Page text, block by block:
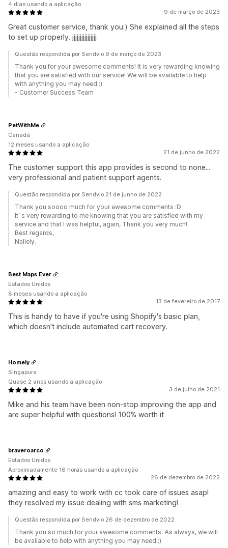
9 de março de 2023
Great customer service, thank you:) She explained all the steps
to set up properly. jjjjjjjjjjjjjjjj
4 dias usando a aplicação
Questão respondida por Sendvio 9 de março de 2023
Thank you for your awesome comments! It is very rewarding knowing
that you are satisfied with our service! We will be available to help
with anything you may need :)
- Customer Success Team
21 de junho de 2022
The customer support this app provides is second to none...
very professional and patient support agents.
PetWithMe
Canadá
12 meses usando a aplicação
Questão respondida por Sendvio 21 de junho de 2022
Thank you soooo much for your awesome comments :D
It´s very rewarding to me knowing that you are satisfied with my
service and that I was helpful, again, Thank you very much!
Best regards,
Nallely.
13 de fevereiro de 2017
This is handy to have if you're using Shopify's basic plan,
which doesn't include automated cart recovery.
Best Maps Ever
Estados Unidos
8 meses usando a aplicação
3 de julho de 2021
Mike and his team have been non-stop improving the app and
are super helpful with questions! 100% worth it
Homely
Singapura
Quase 2 anos usando a aplicação
26 de dezembro de 2022
amazing and easy to work with cc took care of issues asap!
they resolved my issue dealing with sms marketing!
braveroarco
Estados Unidos
Aproximadamente 16 horas usando a aplicação
Questão respondida por Sendvio 26 de dezembro de 2022
Thank you so much for your awesome comments. As always, we will
be available to help with anything you may need :)